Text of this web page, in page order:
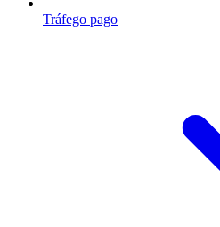
Tráfego pago